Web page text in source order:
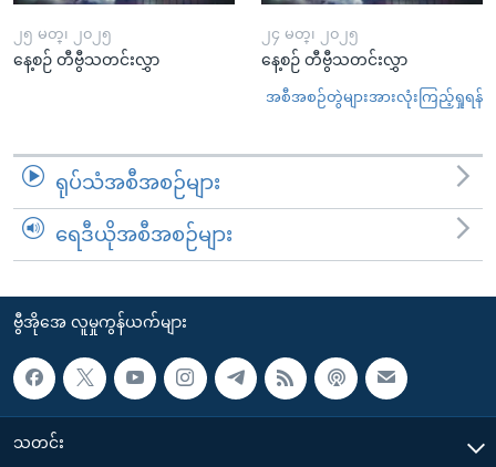
၂၅ မတ္၊ ၂၀၂၅
နေ့စဉ် တီဗွီသတင်းလွှာ
၂၄ မတ္၊ ၂၀၂၅
နေ့စဉ် တီဗွီသတင်းလွှာ
အစီအစဉ်တွဲများအားလုံးကြည့်ရှုရန်
ရုပ်သံအစီအစဉ်များ
ရေဒီယိုအစီအစဉ်များ
ဗွီအိုအေ လူမှုကွန်ယက်များ
သတင်း